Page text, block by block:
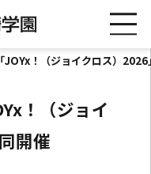
JOYx！（ジョイクロス）
！（ジョイ
開催